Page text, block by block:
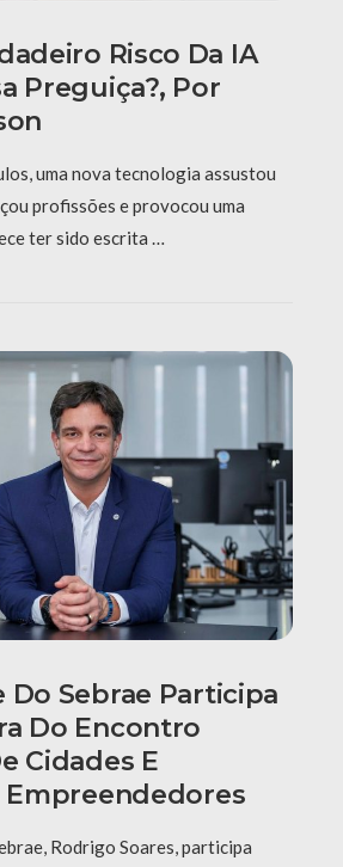
Risco Da IA
Preguiça?, Por
uma nova tecnologia assustou
profissões e provocou uma
ter sido escrita …
Do Sebrae Participa
Do Encontro
Cidades E
Rodrigo Soares, participa